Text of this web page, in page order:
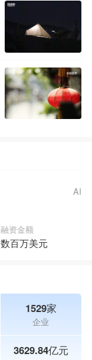
AI
融资金额
数百万美元
1529家
企业
3629.84亿元